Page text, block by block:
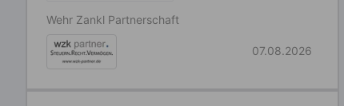
Wehr Zankl Partnerschaft
07.08.2026